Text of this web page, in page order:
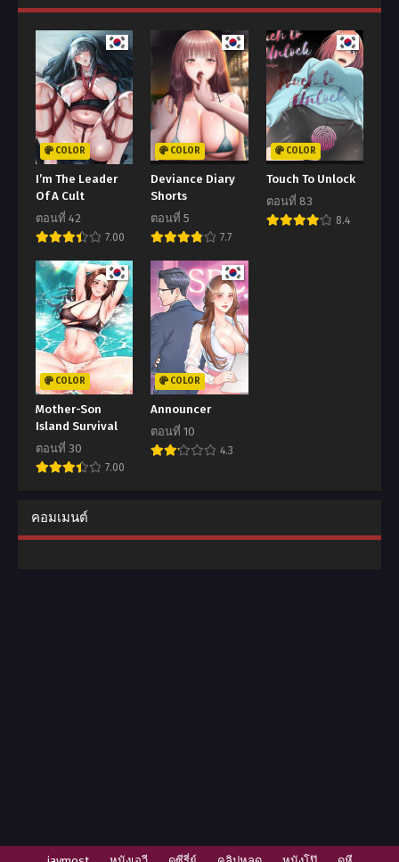
COLOR
I’m The Leader
Of A Cult
ตอนที่ 42
7.00
COLOR
Deviance Diary
Shorts
ตอนที่ 5
7.7
COLOR
Touch To Unlock
ตอนที่ 83
8.4
COLOR
Mother-Son
Island Survival
ตอนที่ 30
7.00
COLOR
Announcer
ตอนที่ 10
4.3
คอมเมนต์